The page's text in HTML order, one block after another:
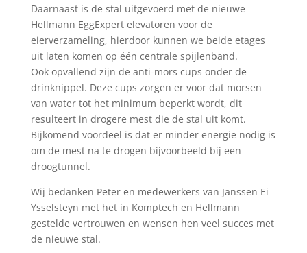
Daarnaast is de stal uitgevoerd met de nieuwe
Hellmann EggExpert elevatoren voor de
eierverzameling, hierdoor kunnen we beide etages
uit laten komen op één centrale spijlenband.
Ook opvallend zijn de anti-mors cups onder de
drinknippel. Deze cups zorgen er voor dat morsen
van water tot het minimum beperkt wordt, dit
resulteert in drogere mest die de stal uit komt.
Bijkomend voordeel is dat er minder energie nodig is
om de mest na te drogen bijvoorbeeld bij een
droogtunnel.
Wij bedanken Peter en medewerkers van Janssen Ei
Ysselsteyn met het in Komptech en Hellmann
gestelde vertrouwen en wensen hen veel succes met
de nieuwe stal.